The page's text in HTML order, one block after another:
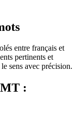
entre français et
pertinents et
sens avec précision.
: